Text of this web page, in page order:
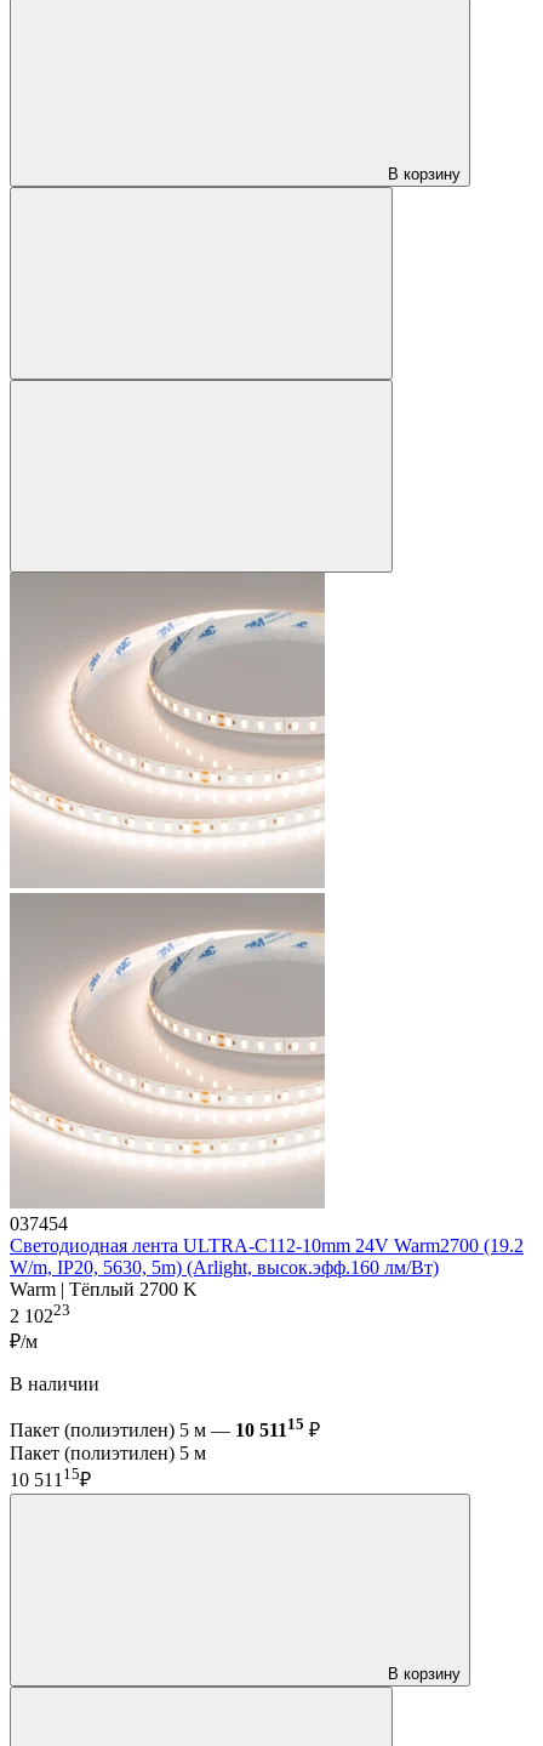
В корзину
037454
Светодиодная лента ULTRA-C112-10mm 24V Warm2700 (19.2
W/m, IP20, 5630, 5m) (Arlight, высок.эфф.160 лм/Вт)
Warm | Тёплый 2700 K
2 10223
₽/м
В наличии
Пакет (полиэтилен) 5 м — 10 51115 ₽
Пакет (полиэтилен) 5 м
10 51115₽
В корзину